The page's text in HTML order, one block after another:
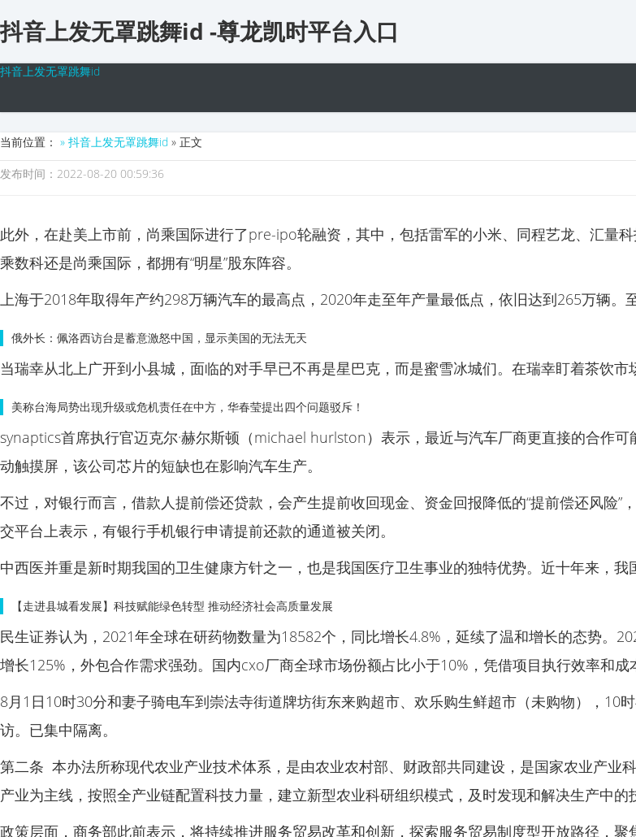
抖音上发无罩跳舞id -尊龙凯时平台入口
抖音上发无罩跳舞id
当前位置： » 抖音上发无罩跳舞id » 正文
发布时间：2022-08-20 00:59:36
此外，在赴美上市前，尚乘国际进行了pre-ipo轮融资，其中，包括雷军的小米、同程艺龙、汇量
乘数科还是尚乘国际，都拥有“明星”股东阵容。
上海于2018年取得年产约298万辆汽车的最高点，2020年走至年产量最低点，依旧达到265万辆。
俄外长：佩洛西访台是蓄意激怒中国，显示美国的无法无天
当瑞幸从北上广开到小县城，面临的对手早已不再是星巴克，而是蜜雪冰城们。在瑞幸盯着茶饮市
美称台海局势出现升级或危机责任在中方，华春莹提出四个问题驳斥！
synaptics首席执行官迈克尔·赫尔斯顿（michael hurlston）表示，最近与汽车厂商更直接的合作
动触摸屏，该公司芯片的短缺也在影响汽车生产。
不过，对银行而言，借款人提前偿还贷款，会产生提前收回现金、资金回报降低的“提前偿还风险
交平台上表示，有银行手机银行申请提前还款的通道被关闭。
中西医并重是新时期我国的卫生健康方针之一，也是我国医疗卫生事业的独特优势。近十年来，我
【走进县城看发展】科技赋能绿色转型 推动经济社会高质量发展
民生证券认为，2021年全球在研药物数量为18582个，同比增长4.8%，延续了温和增长的态势。
增长125%，外包合作需求强劲。国内cxo厂商全球市场份额占比小于10%，凭借项目执行效率和成
8月1日10时30分和妻子骑电车到崇法寺街道牌坊街东来购超市、欢乐购生鲜超市（未购物），10
访。已集中隔离。
第二条 本办法所称现代农业产业技术体系，是由农业农村部、财政部共同建设，是国家农业产业
产业为主线，按照全产业链配置科技力量，建立新型农业科研组织模式，及时发现和解决生产中的
政策层面，商务部此前表示，将持续推进服务贸易改革和创新，探索服务贸易制度型开放路径，